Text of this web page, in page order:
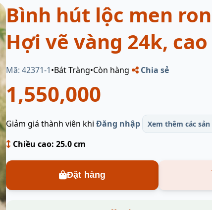
Bình hút lộc men
Hợi vẽ vàng 24k,
Mã: 42371-1•Bát Tràng•Còn hàng Chia sẻ
1,550,000
Giảm giá thành viên khi Đăng nhập Xem thêm các
Chiều cao: 25.0 cm
Đặt hàng